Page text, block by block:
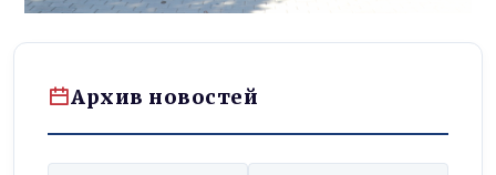
Архив новостей